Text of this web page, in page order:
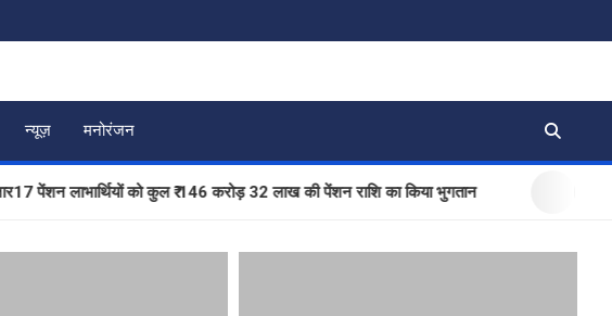
न्यूज़ मनोरंजन
को कुल ₹ 146 करोड़ 32 लाख की पेंशन राशि का किया भुगतान